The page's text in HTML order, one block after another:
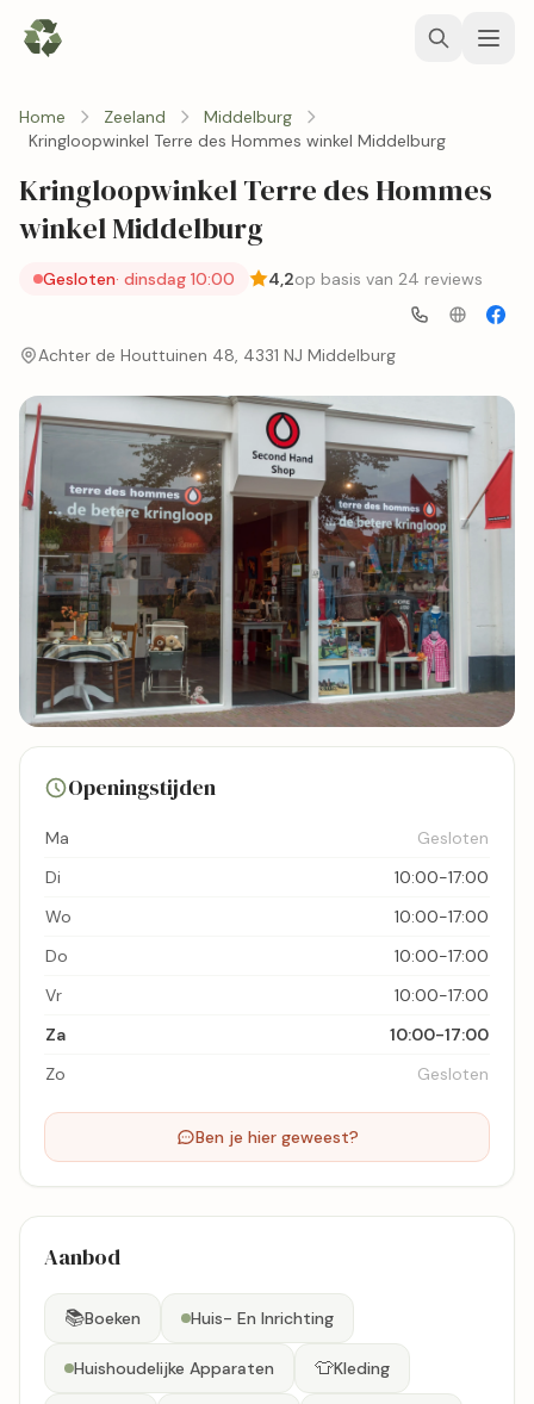
Home Zeeland
Middelburg
Kringloopwinkel Terre des Hommes winkel Middelburg
Kringloopwinkel Terre des Hommes
winkel Middelburg
Gesloten· dinsdag 10:00 4,2op basis van 24 reviews
Achter de Houttuinen 48, 4331 NJ Middelburg
Bekijk kaart
Openingstijden
Ma
Gesloten
Di
10:00-17:00
Wo
10:00-17:00
Do
10:00-17:00
Vr
10:00-17:00
Za
10:00-17:00
Zo
Gesloten
Ben je hier geweest?
Aanbod
📚Boeken Huis- En Inrichting
Huishoudelijke Apparaten 👕Kleding